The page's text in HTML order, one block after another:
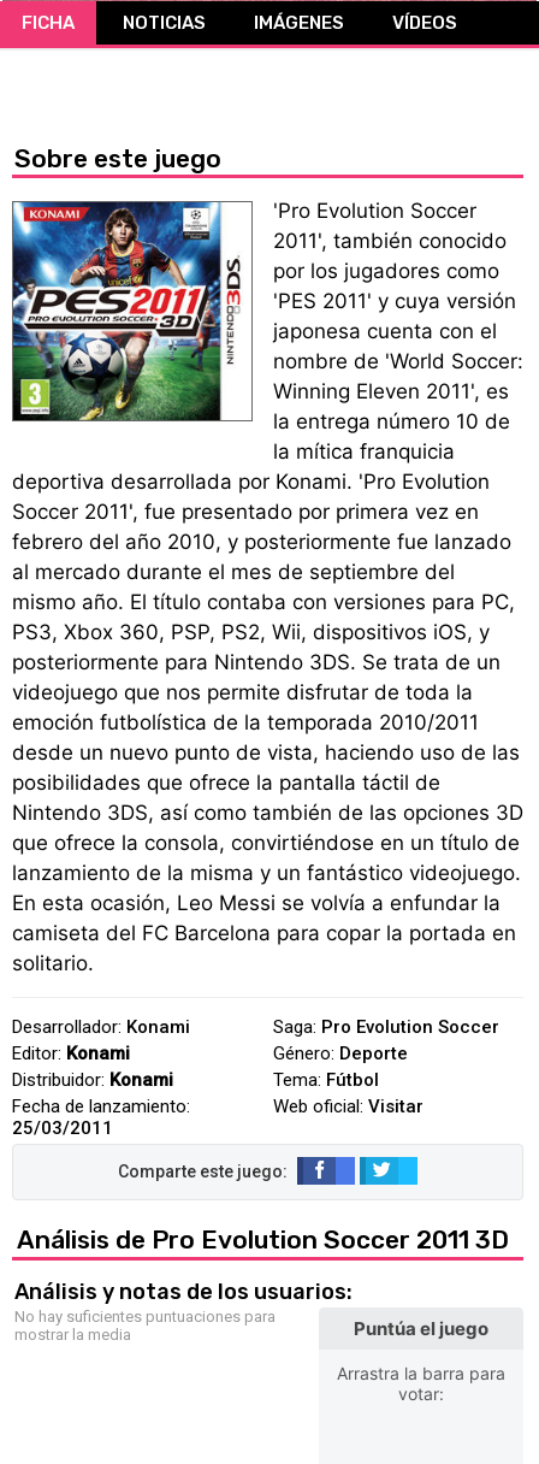
CÓMICS
FICHA NOTICIAS IMÁGENES VÍDEOS
Sobre este juego
'Pro Evolution Soccer
2011', también conocido
por los jugadores como
'PES 2011' y cuya versión
japonesa cuenta con el
nombre de 'World Soccer:
Winning Eleven 2011', es
la entrega número 10 de
la mítica franquicia
deportiva desarrollada por Konami. 'Pro Evolution
Soccer 2011', fue presentado por primera vez en
febrero del año 2010, y posteriormente fue lanzado
al mercado durante el mes de septiembre del
mismo año. El título contaba con versiones para PC,
PS3, Xbox 360, PSP, PS2, Wii, dispositivos iOS, y
posteriormente para Nintendo 3DS. Se trata de un
videojuego que nos permite disfrutar de toda la
emoción futbolística de la temporada 2010/2011
desde un nuevo punto de vista, haciendo uso de las
posibilidades que ofrece la pantalla táctil de
Nintendo 3DS, así como también de las opciones 3D
que ofrece la consola, convirtiéndose en un título de
lanzamiento de la misma y un fantástico videojuego.
En esta ocasión, Leo Messi se volvía a enfundar la
camiseta del FC Barcelona para copar la portada en
solitario.
Desarrollador: Konami
Editor: Konami
Distribuidor: Konami
Fecha de lanzamiento:
25/03/2011
Saga: Pro Evolution Soccer
Género: Deporte
Tema: Fútbol
Web oficial: Visitar
Análisis de Pro Evolution Soccer 2011 3D
Análisis y notas de los usuarios:
No hay suficientes puntuaciones para
mostrar la media
Puntúa el juego
Arrastra la barra para
votar: